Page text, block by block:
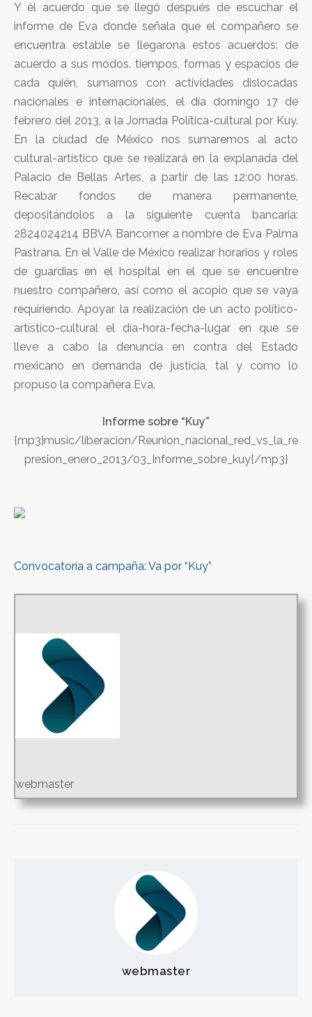
Y él acuerdo que se llegó después de escuchar el
informe de Eva donde señala que el compañero se
encuentra estable se llegarona estos acuerdos: de
acuerdo a sus modos. tiempos, formas y espacios de
cada quién, sumarnos con actividades dislocadas
nacionales e internacionales, el día domingo 17 de
febrero del 2013, a la Jornada Política-cultural por Kuy.
En la ciudad de México nos sumaremos al acto
cultural-artístico que se realizará en la explanada del
Palacio de Bellas Artes, a partir de las 12:00 horas.
Recabar fondos de manera permanente,
depositándolos a la siguiente cuenta bancaria:
2824024214 BBVA Bancomer a nombre de Eva Palma
Pastrana. En el Valle de México realizar horarios y roles
de guardias en el hospital en el que se encuentre
nuestro compañero, así como el acopio que se vaya
requiriendo. Apoyar la realización de un acto político-
artístico-cultural el día-hora-fecha-lugar en que se
lleve a cabo la denuncia en contra del Estado
mexicano en demanda de justicia, tal y como lo
propuso la compañera Eva.
Informe sobre “Kuy”
{mp3}music/liberacion/Reunion_nacional_red_vs_la_re
presion_enero_2013/03_Informe_sobre_kuy{/mp3}
Convocatoría a campaña: Va por “Kuy”
webmaster
webmaster